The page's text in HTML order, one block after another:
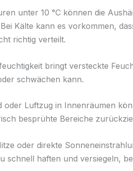
unter 10 °C können die
Kälte kann es vorkommen,
richtig verteilt.
bringt versteckte
schwächen kann.
oder Luftzug in Innenräumen
besprühte Bereiche
oder direkte
schnell haften und versiegeln,